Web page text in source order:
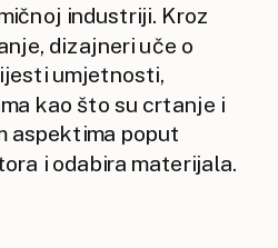
industriji. Kroz
dizajneri uče o
umjetnosti,
kao što su crtanje i
aspektima poput
i odabira materijala.